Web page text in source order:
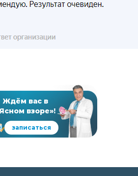
Ждём вас в
взоре»!
записаться